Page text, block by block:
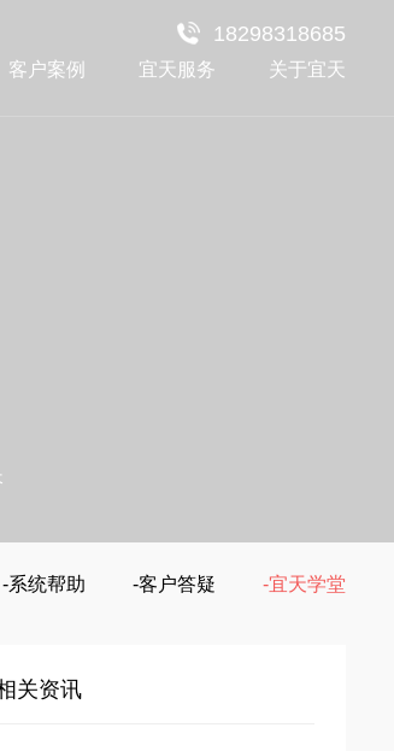
18298318685
客户案例 宜天服务 关于宜天
-系统帮助 -客户答疑 -宜天学堂
关资讯